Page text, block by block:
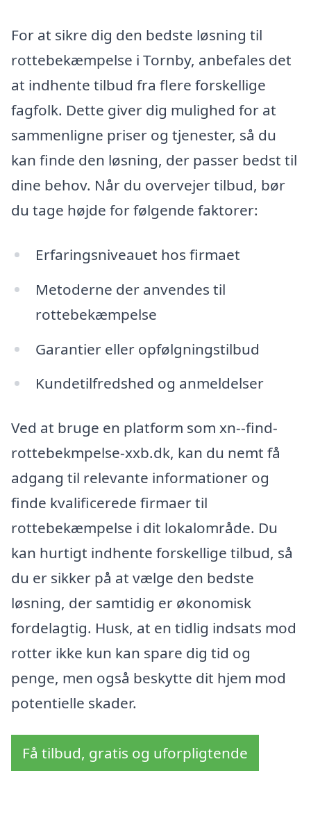
For at sikre dig den bedste løsning til
rottebekæmpelse i Tornby, anbefales det
at indhente tilbud fra flere forskellige
fagfolk. Dette giver dig mulighed for at
sammenligne priser og tjenester, så du
kan finde den løsning, der passer bedst til
dine behov. Når du overvejer tilbud, bør
du tage højde for følgende faktorer:
Erfaringsniveauet hos firmaet
Metoderne der anvendes til
rottebekæmpelse
Garantier eller opfølgningstilbud
Kundetilfredshed og anmeldelser
Ved at bruge en platform som xn--find-
rottebekmpelse-xxb.dk, kan du nemt få
adgang til relevante informationer og
finde kvalificerede firmaer til
rottebekæmpelse i dit lokalområde. Du
kan hurtigt indhente forskellige tilbud, så
du er sikker på at vælge den bedste
løsning, der samtidig er økonomisk
fordelagtig. Husk, at en tidlig indsats mod
rotter ikke kun kan spare dig tid og
penge, men også beskytte dit hjem mod
potentielle skader.
Få tilbud, gratis og uforpligtende